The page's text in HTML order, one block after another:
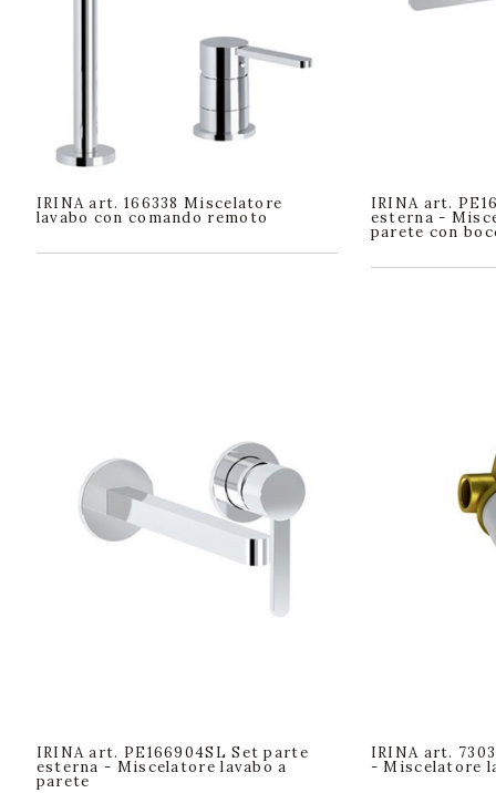
IRINA art. 166338 Miscelatore
lavabo con comando remoto
IRINA art.
esterna -
parete con
IRINA art. PE166904SL Set parte
esterna - Miscelatore lavabo a
parete
IRINA art.
- Miscelatore